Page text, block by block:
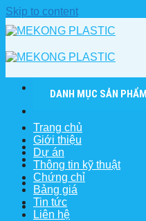
Skip to content
DANH MỤC SẢN PHẨM
Trang chủ
Giới thiệu
Dự án
Thông tin kỹ thuật
Chứng chỉ
Bảng giá
Tin tức
Liên hệ